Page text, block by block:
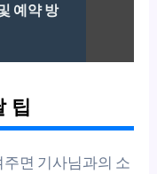
예약 방
팁
면 기사님과의 소